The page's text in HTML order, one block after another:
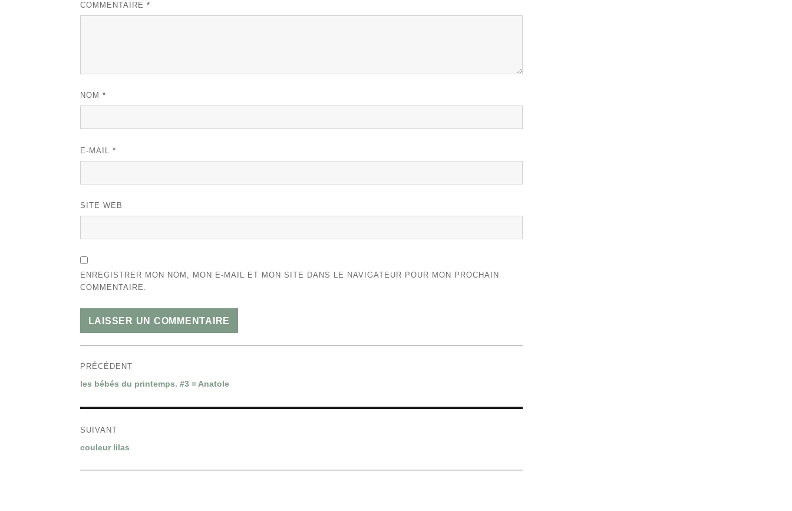
COMMENTAIRE *
NOM *
E-MAIL *
SITE WEB
ENREGISTRER MON NOM, MON E-MAIL ET MON SITE DANS LE NAVIGATEUR POUR MON PROCHAIN
COMMENTAIRE.
de
PRÉCÉDENT
Article
les bébés du printemps. #3 = Anatole
SUIVANT
Article
couleur lilas